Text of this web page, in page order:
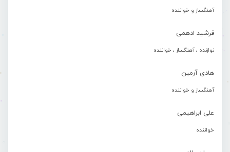
آهنگساز و خواننده
فرشید ادهمی
نوازنده ، آهنگساز ، خواننده
هادی آرمین
آهنگساز و خواننده
علی ابراهیمی
خواننده